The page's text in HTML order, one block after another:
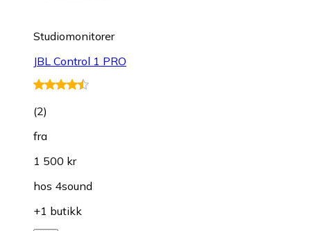
Studiomonitorer
JBL Control 1 PRO
(2)
fra
1 500 kr
hos 4sound
+1 butikk